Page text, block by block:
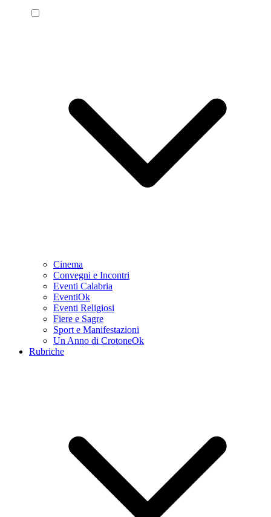
Cinema
Convegni e Incontri
Eventi Calabria
EventiOk
Eventi Religiosi
Fiere e Sagre
Sport e Manifestazioni
Un Anno di CrotoneOk
Rubriche